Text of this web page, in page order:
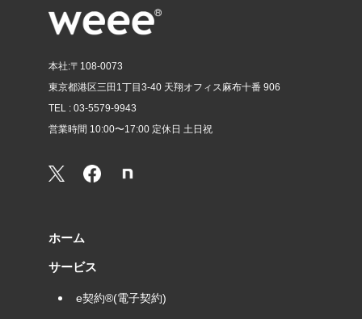
本社:〒108-0073
東京都港区三田1丁目3-40 天翔オフィス麻布十番 906
TEL : 03-5579-9943
営業時間 10:00〜17:00 定休日 土日祝
ホーム
サービス
e契約®(電子契約)